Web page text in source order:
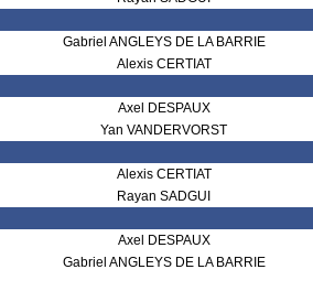
Gabriel ANGLEYS DE LA BARRIE
Alexis CERTIAT
Axel DESPAUX
Yan VANDERVORST
Alexis CERTIAT
Rayan SADGUI
Axel DESPAUX
Gabriel ANGLEYS DE LA BARRIE